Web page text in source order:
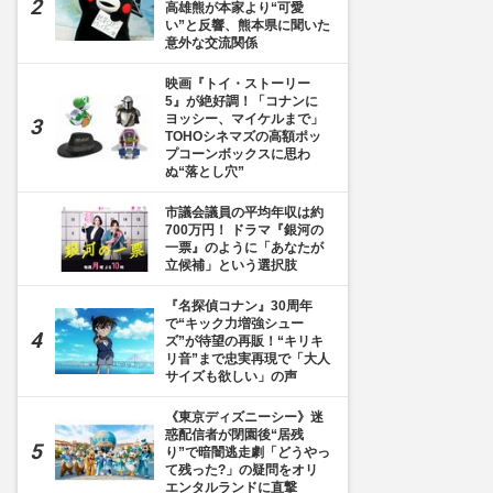
高雄熊が本家より“可愛
い”と反響、熊本県に聞いた
意外な交流関係
映画『トイ・ストーリー
5』が絶好調！「コナンに
ヨッシー、マイケルまで」
TOHOシネマズの高額ポッ
プコーンボックスに思わ
ぬ“落とし穴”
市議会議員の平均年収は約
700万円！ ドラマ『銀河の
一票』のように「あなたが
立候補」という選択肢
『名探偵コナン』30周年
で“キック力増強シュー
ズ”が待望の再販！“キリキ
リ音”まで忠実再現で「大人
サイズも欲しい」の声
《東京ディズニーシー》迷
惑配信者が閉園後“居残
り”で暗闇逃走劇「どうやっ
て残った?」の疑問をオリ
エンタルランドに直撃